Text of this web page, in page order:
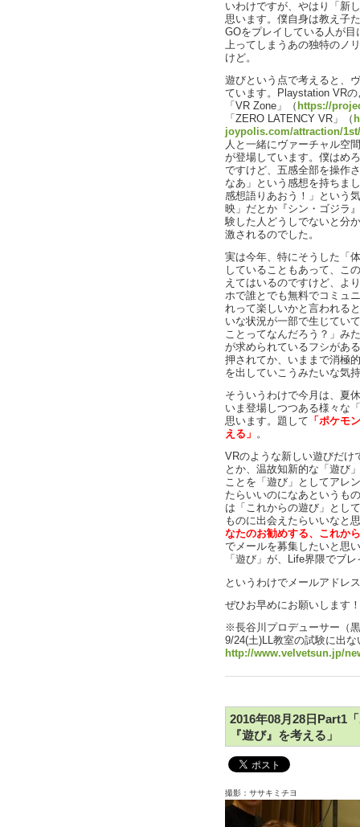
いわけですが、やはり「新
思います。僕自身は教え子
GOをプレイしている人が
上ってしまうあの独特のノ
けど。
遊びという点で考えると、
ています。Playstation VR
「VR Zone」（ https://
「ZERO LATENCY VR」（
joypolis.com/attraction/
人と一緒にヴァーチャル空
が登場しています。僕はめ
ですけど、五感全部を操作
なあ」という感想を持ちま
感想語りあおう！」という
映」だとか『シン・ゴジラ
験した人どうしでないと分
激されるのでした。
実は今年、特にそうした「
していることもあって、こ
えてはいるのですけど、よ
ホで誰とでも無料でコミュ
れって楽しいかと言われる
いな状況が一部で生じてい
ことってなんだろう？」み
が求められているフシがあ
押されてか、いままで消極
を出していこうみたいな気
そういうわけで今月は、夏
いま登場しつつある様々な
思います。題して 「ポケモ
える」 。
VRのような新しい遊びだけ
とか、温故知新的な「遊び
ことを「遊び」としてアレ
たらいいのになあというも
は「これからの遊び」とし
ものに出会えたらいいなと
なたのお勧めする、これか
でメールを募集したいと思
「遊び」が、Life界隈でブ
というわけでメールアドレ
ぜひお早めにお願いします！
※長谷川プロデューサー（
9/24(土)LL教室の試験に出
http://www.velvetsun.jp/
2016年08月28日Part1
『遊び』を考える」
撮影：ササキミチヨ